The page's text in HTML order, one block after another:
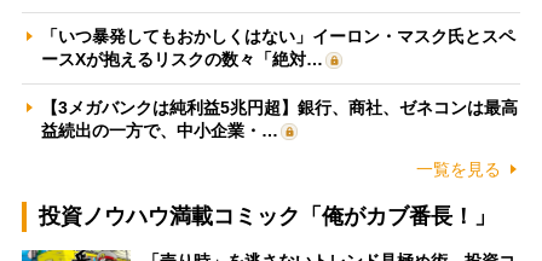
「いつ暴発してもおかしくはない」イーロン・マスク氏とスペ
ースXが抱えるリスクの数々「絶対…
【3メガバンクは純利益5兆円超】銀行、商社、ゼネコンは最高
益続出の一方で、中小企業・…
一覧を見る
投資ノウハウ満載コミック「俺がカブ番長！」